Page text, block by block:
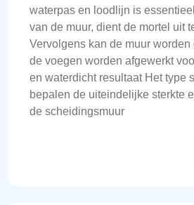
waterpas en loodlijn is
van de muur, dient de mortel uit
Vervolgens kan de muur
de voegen worden afgewerkt
en waterdicht resultaat Het type
bepalen de uiteindelijke sterkte
de scheidingsmuur